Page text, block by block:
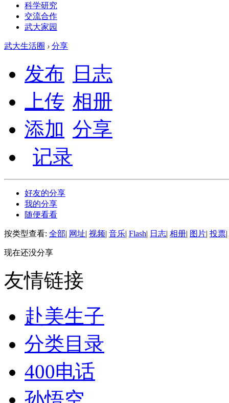
科学研究
交流合作
武大家园
武大生活圈 › 分享
发布
日志
上传 相册
添加 分享
记录
好友的分享
我的分享
随便看看
按类型查看: 全部| 网址| 视频| 音乐| Flash| 日志| 相册| 图片| 投票|
现在还没分享
友情链接
赴美生子
分类目录
400电话